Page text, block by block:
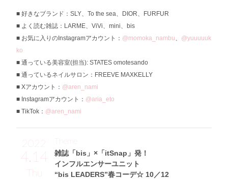
好きなブランド：SLY、To the sea、DIOR、FURFUR
よく読む雑誌：LARME、ViVi、mini、bis
お気に入りのInstagramアカウント： @momoka_nambu、 @yuuuuuk
ko
通っている美容室(担当): STATES omotesando
通っているネイルサロン：FREEVE MAXKELLY
Xアカウント： @aren_nami
Instagramアカウント： @aria_eto
TikTok： @aren_nami
4.14
Thu
雑誌「bis」×「itSnap」発！
インフルエンサーユニット
“bis LEADERS”春コーデ☆ 10／12
Theme